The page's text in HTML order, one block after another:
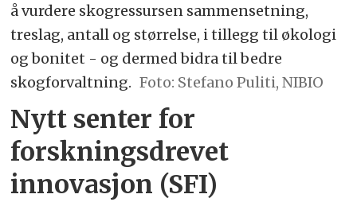
å vurdere skogressursen sammensetning,
treslag, antall og størrelse, i tillegg til økologi
og bonitet - og dermed bidra til bedre
skogforvaltning. Foto: Stefano Puliti, NIBIO
Nytt senter for
forskningsdrevet
innovasjon (SFI)